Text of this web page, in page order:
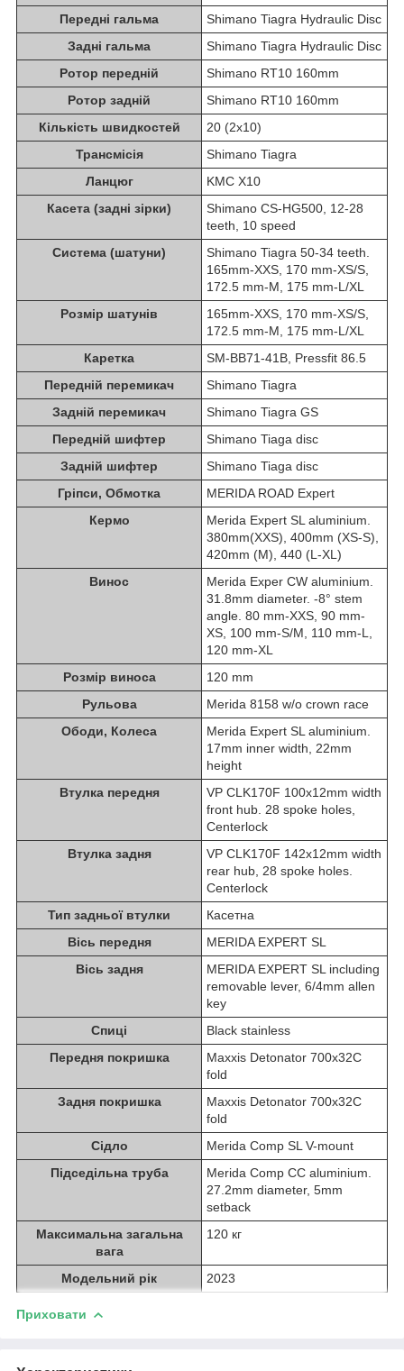
Передні гальма
Shimano Tiagra Hydraulic Disc
Задні гальма
Shimano Tiagra Hydraulic Disc
Ротор передній
Shimano RT10 160mm
Ротор задній
Shimano RT10 160mm
Кількість швидкостей
20 (2x10)
Трансмісія
Shimano Tiagra
Ланцюг
KMC X10
Касета (задні зірки)
Shimano CS-HG500, 12-28
teeth, 10 speed
Система (шатуни)
Shimano Tiagra 50-34 teeth.
165mm-XXS, 170 mm-XS/S,
172.5 mm-M, 175 mm-L/XL
Розмір шатунів
165mm-XXS, 170 mm-XS/S,
172.5 mm-M, 175 mm-L/XL
Каретка
SM-BB71-41B, Pressfit 86.5
Передній перемикач
Shimano Tiagra
Задній перемикач
Shimano Tiagra GS
Передній шифтер
Shimano Tiaga disc
Задній шифтер
Shimano Tiaga disc
Гріпси, Обмотка
MERIDA ROAD Expert
Кермо
Merida Expert SL aluminium.
380mm(XXS), 400mm (XS-S),
420mm (M), 440 (L-XL)
Винос
Merida Exper CW aluminium.
31.8mm diameter. -8° stem
angle. 80 mm-XXS, 90 mm-
XS, 100 mm-S/M, 110 mm-L,
120 mm-XL
Розмір виноса
120 mm
Рульова
Merida 8158 w/o crown race
Ободи, Колеса
Merida Expert SL aluminium.
17mm inner width, 22mm
height
Втулка передня
VP CLK170F 100x12mm width
front hub. 28 spoke holes,
Centerlock
Втулка задня
VP CLK170F 142x12mm width
rear hub, 28 spoke holes.
Centerlock
Тип задньої втулки
Касетна
Вісь передня
MERIDA EXPERT SL
Вісь задня
MERIDA EXPERT SL including
removable lever, 6/4mm allen
key
Спиці
Black stainless
Передня покришка
Maxxis Detonator 700x32C
fold
Задня покришка
Maxxis Detonator 700x32C
fold
Сідло
Merida Comp SL V-mount
Підседільна труба
Merida Comp CC aluminium.
27.2mm diameter, 5mm
setback
Максимальна загальна
вага
120 кг
Модельний рік 2023
Приховати